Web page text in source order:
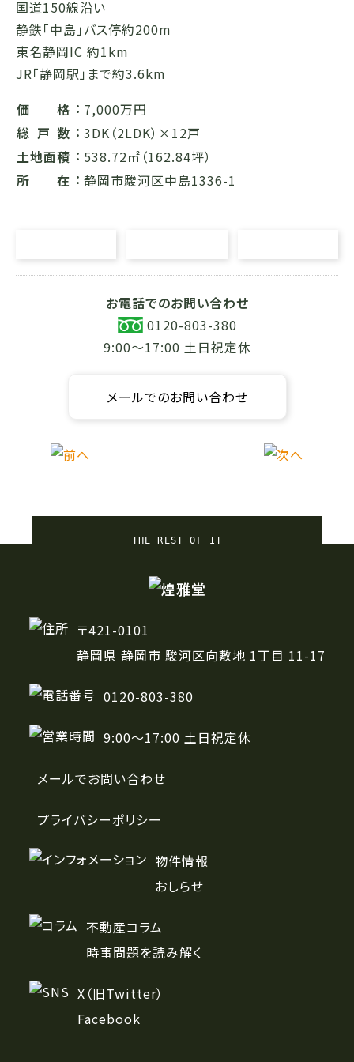
国道150線沿い
静鉄「中島」バス停約200m
東名静岡IC 約1km
JR「静岡駅」まで約3.6km
価格
7,000万円
総戸数
3DK（2LDK）×12戸
土地面積
538.72㎡（162.84坪）
所在
静岡市駿河区中島1336-1
お電話でのお問い合わせ
0120-803-380
9:00〜17:00 土日祝定休
メールでのお問い合わせ
THE REST OF IT
〒421-0101
静岡県 静岡市 駿河区向敷地 1丁目 11-17
0120-803-380
9:00〜17:00 土日祝定休
メールでお問い合わせ
プライバシーポリシー
物件情報
おしらせ
不動産コラム
時事問題を読み解く
X（旧Twitter）
Facebook